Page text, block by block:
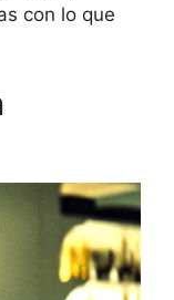
con lo que